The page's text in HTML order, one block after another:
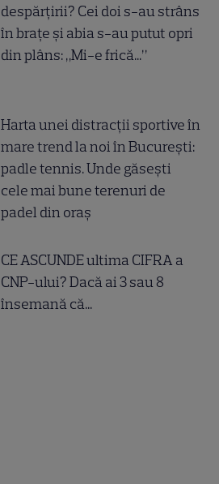
despărțirii? Cei doi s-au strâns
în brațe și abia s-au putut opri
din plâns: „Mi-e frică...”
Harta unei distracții sportive în
mare trend la noi în București:
padle tennis. Unde găsești
cele mai bune terenuri de
padel din oraș
CE ASCUNDE ultima CIFRA a
CNP-ului? Dacă ai 3 sau 8
însemană că...